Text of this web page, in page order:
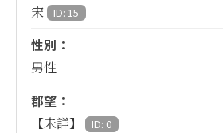
宋 ID: 15
性別：
男性
郡望：
【未詳】 ID: 0